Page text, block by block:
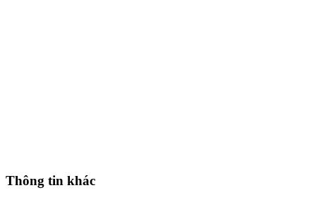
Thông tin khác